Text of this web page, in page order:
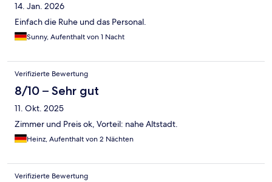
14. Jan. 2026
Einfach die Ruhe und das Personal.
Sunny, Aufenthalt von 1 Nacht
Verifizierte Bewertung
8/10 – Sehr gut
11. Okt. 2025
Zimmer und Preis ok, Vorteil: nahe Altstadt.
Heinz, Aufenthalt von 2 Nächten
Verifizierte Bewertung